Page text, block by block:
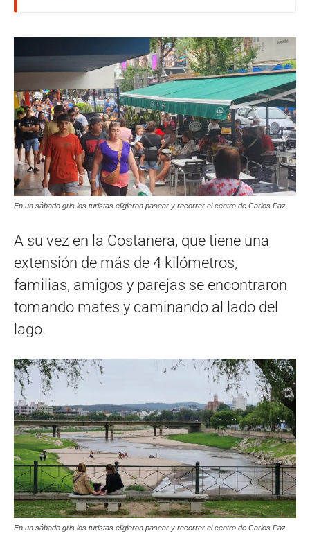
En un sábado gris los turistas eligieron pasear y recorrer el centro de Carlos Paz.
A su vez en la Costanera, que tiene una
extensión de más de 4 kilómetros,
familias, amigos y parejas se encontraron
tomando mates y caminando al lado del
lago.
En un sábado gris los turistas eligieron pasear y recorrer el centro de Carlos Paz.